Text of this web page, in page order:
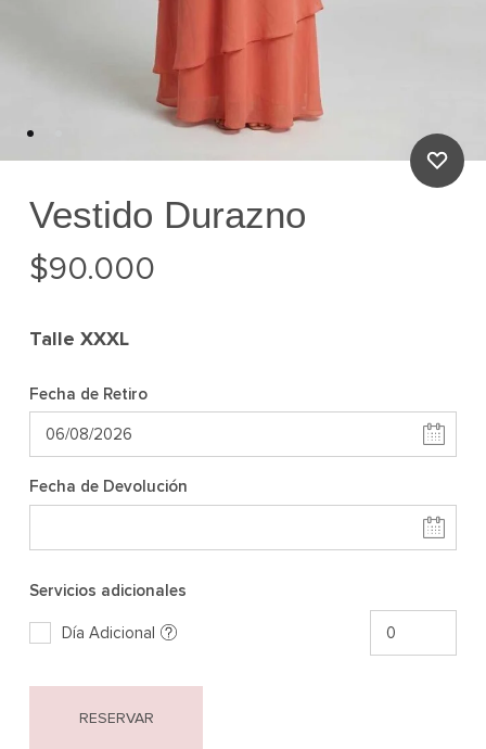
Vestido Durazno
$90.000
Talle XXXL
Fecha de Retiro
Fecha de Devolución
Servicios adicionales
Día Adicional
RESERVAR